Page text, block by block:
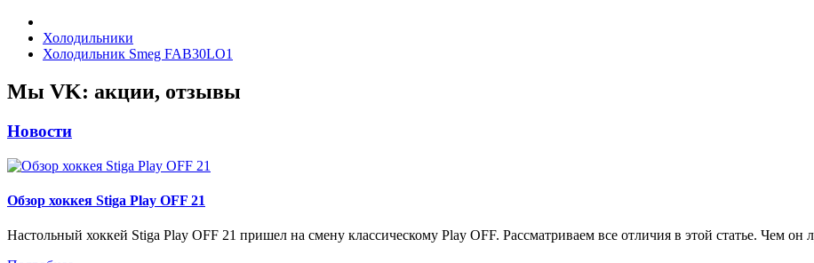
Холодильники
Холодильник Smeg FAB30LO1
Мы VK: акции, отзывы
Новости
Обзор хоккея Stiga Play OFF 21
Настольный хоккей Stiga Play OFF 21 пришел на смену классическому Play OFF. Рассматриваем все отличия в этой статье. Чем он